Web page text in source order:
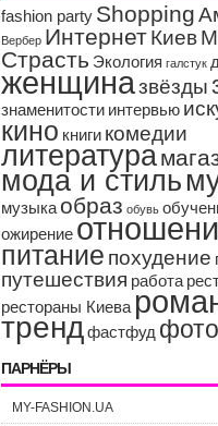
fashion party Shopping
Вербер ИнтернетКиев
Страсть Экология галстук
женщиназвёзды
знаменитости интервью
кино книги комедии
литература
мода и стиль
музыка образ обувь
ожирение
питание похудение
путешествия работа
рестораны Киева
трендфастфуд фото
ПАРНЁРЫ
MY-FASHION.UA